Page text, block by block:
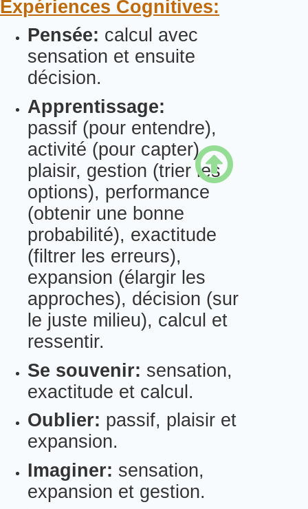
Expériences Cognitives:
Pensée: calcul avec
sensation et ensuite
décision.
Apprentissage:
passif (pour entendre),
activité (pour capter),
plaisir, gestion (trier les
options), performance
(obtenir une bonne
probabilité), exactitude
(filtrer les erreurs),
expansion (élargir les
approches), décision (sur
le juste milieu), calcul et
ressentir.
Se souvenir: sensation,
exactitude et calcul.
Oublier: passif, plaisir et
expansion.
Imaginer: sensation,
expansion et gestion.
